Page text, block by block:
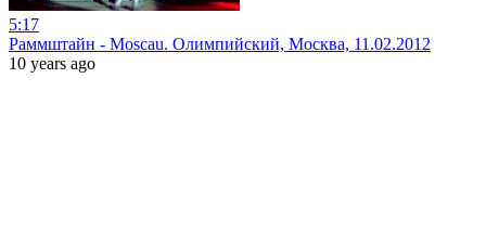
5:17
Раммштайн - Moscau. Олимпийский, Москва, 11.02.2012
10 years ago